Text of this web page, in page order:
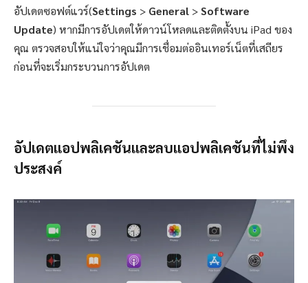
อัปเดตซอฟต์แวร์(Settings > General >Software
Update) หากมีการอัปเดตให้ดาวน์โหลดและติดตั้งบน iPad ของ
คุณ ตรวจสอบให้แน่ใจว่าคุณมีการเชื่อมต่ออินเทอร์เน็ตที่เสถียร
ก่อนที่จะเริ่มกระบวนการอัปเดต
อัปเดตแอปพลิเคชันและลบแอปพลิเคชันที่ไม่พึง
ประสงค์